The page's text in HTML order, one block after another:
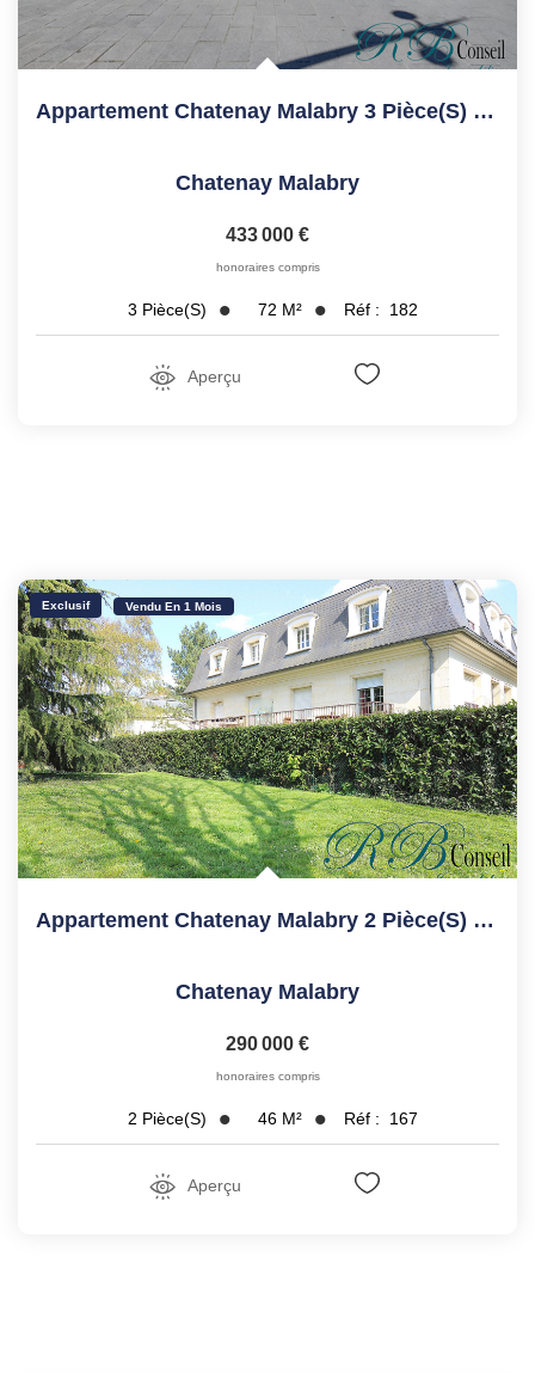
Appartement Chatenay Malabry 3 Pièce(s) 71 M2
Chatenay Malabry
433 000 €
honoraires compris
3 Pièce(s) 72 M² Réf : 182
Aperçu
Exclusif Vendu En 1 Mois
Appartement Chatenay Malabry 2 Pièce(s) 46.29 M2
Chatenay Malabry
290 000 €
honoraires compris
2 Pièce(s) 46 M² Réf : 167
Aperçu